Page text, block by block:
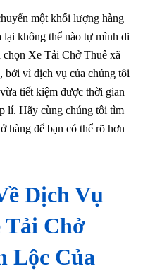
một khối lượng hàng
không thể nào tự mình di
Xe Tải Chở Thuê xã
vì dịch vụ của chúng tôi
tiết kiệm được thời gian
lí. Hãy cùng chúng tôi tìm
hàng để bạn có thể rõ hơn
Dịch Vụ
Tải Chở
Lộc Của